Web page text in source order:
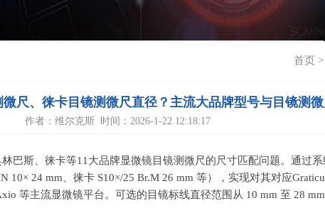
首页 >
尺、徕卡目镜测微尺直径？主流大品牌型号与目镜测
作者：维尔克斯 时间：2026-1-22 12:18:17
巴斯、徕卡等11大品牌显微镜目镜测微尺的尺寸匹配问题。通过
10× 24 mm、徕卡 S10×/25 Br.M 26 mm 等），实现对其对应
等主流显微镜平台。可选的目镜标线直径范围从 10 mm 至 28